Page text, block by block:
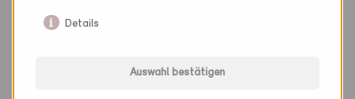
Kanton
Details
Auswahl bestätigen